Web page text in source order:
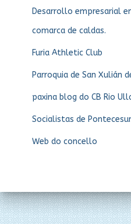
Desarrollo empresarial
comarca de caldas.
Furia Athletic Club
Parroquia de San Xulián
paxina blog do CB Rio
Socialistas de
Web do concello